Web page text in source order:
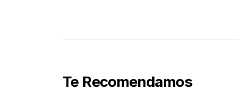
Te Recomendamos